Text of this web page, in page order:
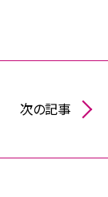
次の記事